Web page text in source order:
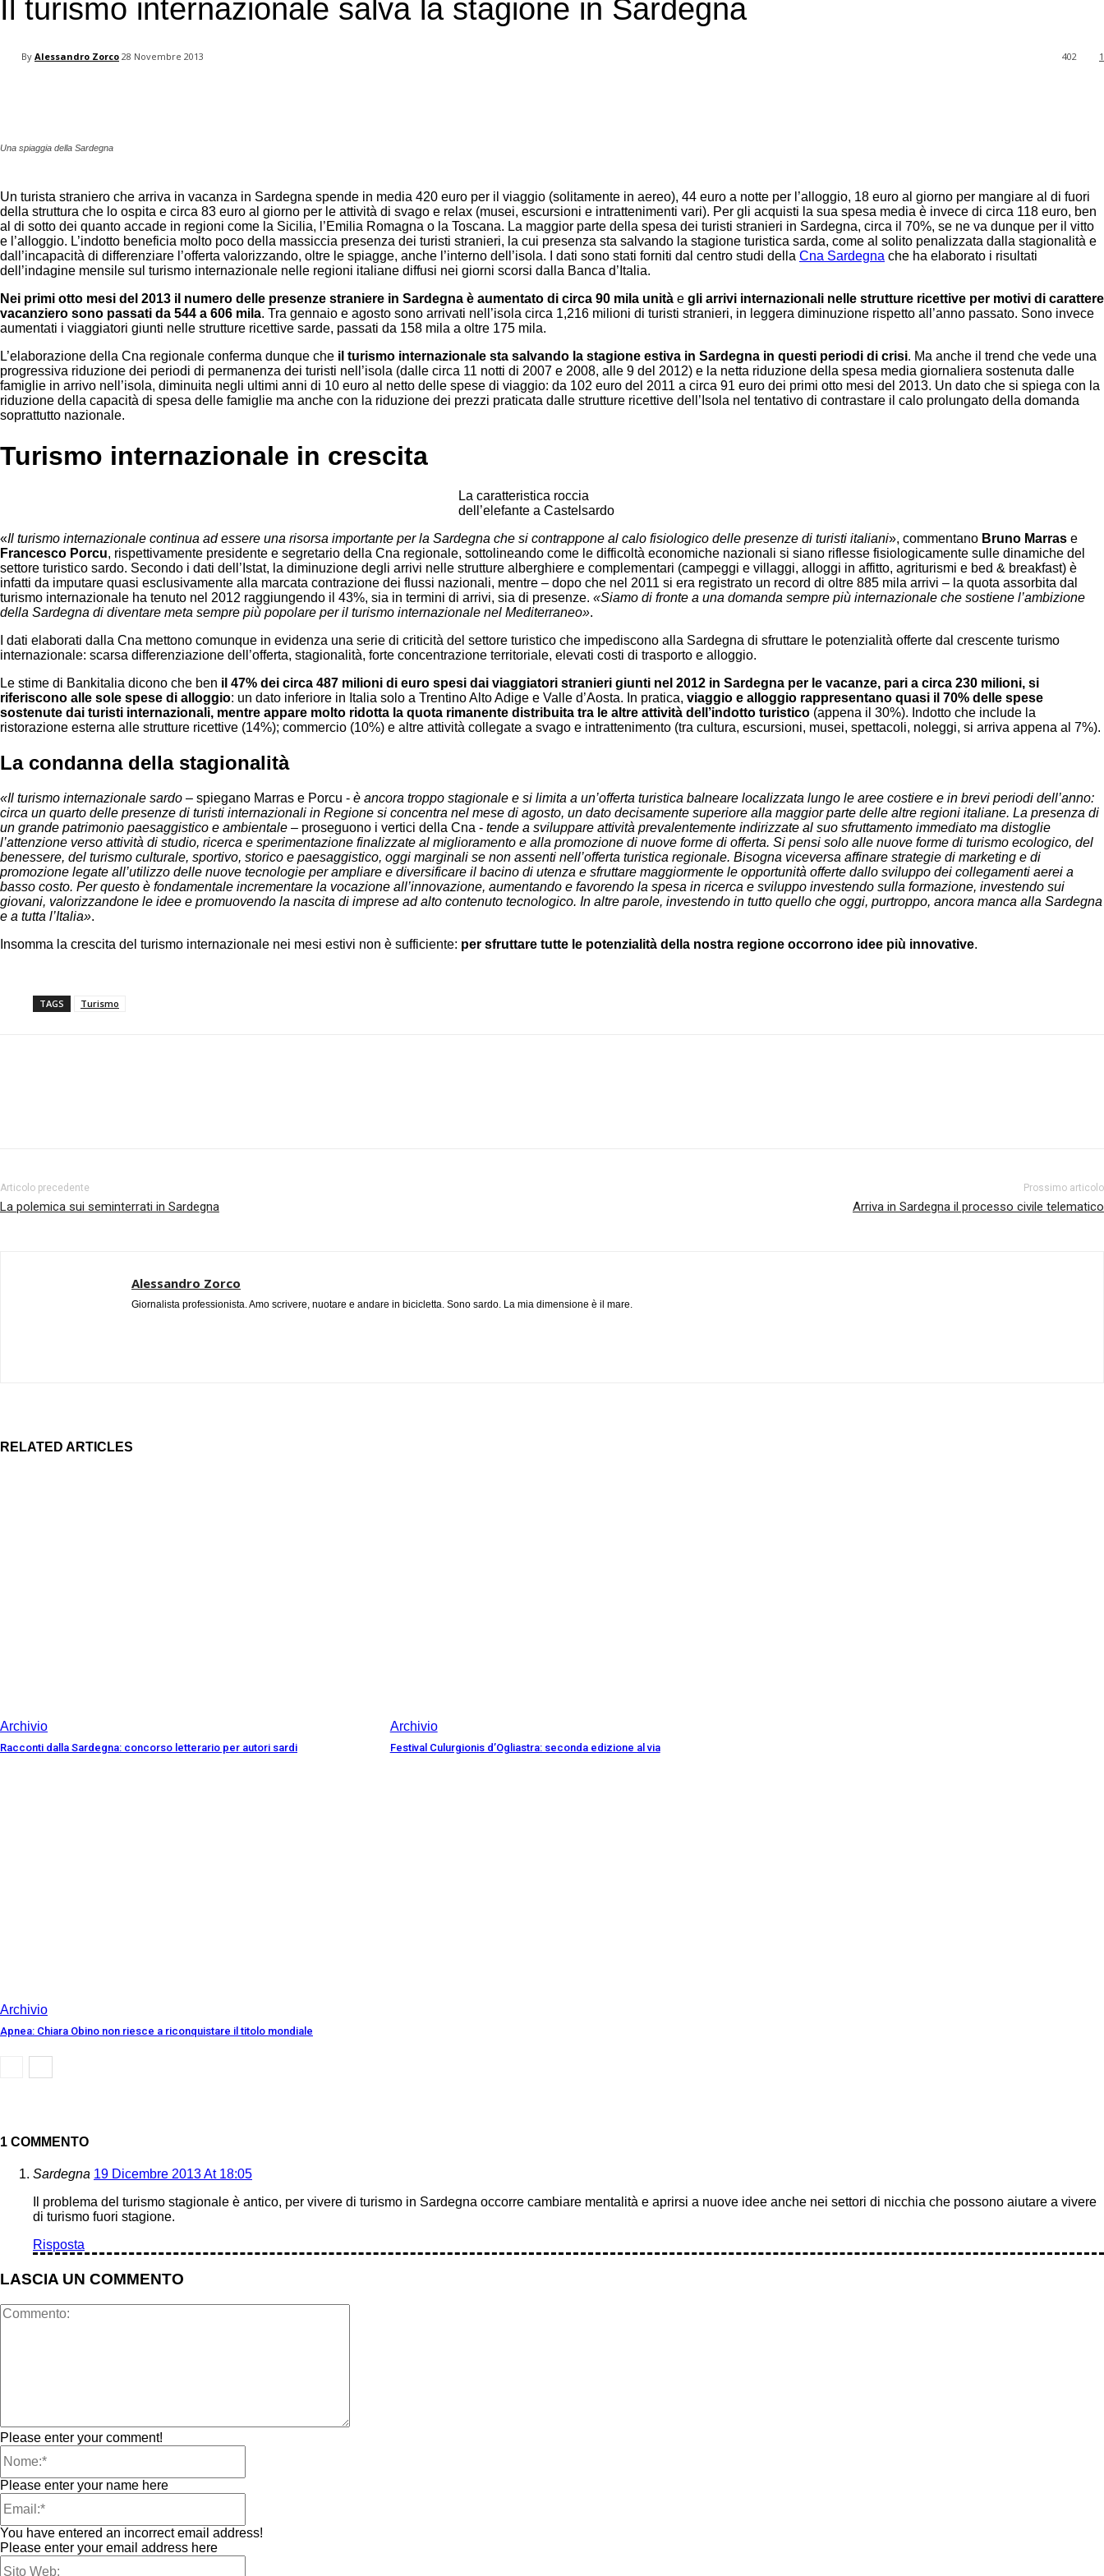
your email
Il turismo internazionale salva la stagione in Sardegna
By Alessandro Zorco 28 Novembre 2013 1
402
Una spiaggia della Sardegna
Un turista straniero che arriva in vacanza in Sardegna spende in media 420 euro per il viaggio (solitamente in aereo), 44 euro a notte per l’alloggio, 18 euro al giorno per mangiare al di fuori
della struttura che lo ospita e circa 83 euro al giorno per le attività di svago e relax (musei, escursioni e intrattenimenti vari). Per gli acquisti la sua spesa media è invece di circa 118 euro, ben
al di sotto dei quanto accade in regioni come la Sicilia, l’Emilia Romagna o la Toscana. La maggior parte della spesa dei turisti stranieri in Sardegna, circa il 70%, se ne va dunque per il vitto
e l’alloggio. L’indotto beneficia molto poco della massiccia presenza dei turisti stranieri, la cui presenza sta salvando la stagione turistica sarda, come al solito penalizzata dalla stagionalità e
dall’incapacità di differenziare l’offerta valorizzando, oltre le spiagge, anche l’interno dell’isola. I dati sono stati forniti dal centro studi della Cna Sardegna che ha elaborato i risultati
dell’indagine mensile sul turismo internazionale nelle regioni italiane diffusi nei giorni scorsi dalla Banca d’Italia.
Nei primi otto mesi del 2013 il numero delle presenze straniere in Sardegna è aumentato di circa 90 mila unità e gli arrivi internazionali nelle strutture ricettive per motivi di carattere
vacanziero sono passati da 544 a 606 mila. Tra gennaio e agosto sono arrivati nell’isola circa 1,216 milioni di turisti stranieri, in leggera diminuzione rispetto all’anno passato. Sono invece
aumentati i viaggiatori giunti nelle strutture ricettive sarde, passati da 158 mila a oltre 175 mila.
L’elaborazione della Cna regionale conferma dunque che il turismo internazionale sta salvando la stagione estiva in Sardegna in questi periodi di crisi. Ma anche il trend che vede una
progressiva riduzione dei periodi di permanenza dei turisti nell’isola (dalle circa 11 notti di 2007 e 2008, alle 9 del 2012) e la netta riduzione della spesa media giornaliera sostenuta dalle
famiglie in arrivo nell’isola, diminuita negli ultimi anni di 10 euro al netto delle spese di viaggio: da 102 euro del 2011 a circa 91 euro dei primi otto mesi del 2013. Un dato che si spiega con la
riduzione della capacità di spesa delle famiglie ma anche con la riduzione dei prezzi praticata dalle strutture ricettive dell’Isola nel tentativo di contrastare il calo prolungato della domanda
soprattutto nazionale.
Turismo internazionale in crescita
La caratteristica roccia
dell’elefante a Castelsardo
«Il turismo internazionale continua ad essere una risorsa importante per la Sardegna che si contrappone al calo fisiologico delle presenze di turisti italiani», commentano Bruno Marras e
Francesco Porcu, rispettivamente presidente e segretario della Cna regionale, sottolineando come le difficoltà economiche nazionali si siano riflesse fisiologicamente sulle dinamiche del
settore turistico sardo. Secondo i dati dell’Istat, la diminuzione degli arrivi nelle strutture alberghiere e complementari (campeggi e villaggi, alloggi in affitto, agriturismi e bed & breakfast) è
infatti da imputare quasi esclusivamente alla marcata contrazione dei flussi nazionali, mentre – dopo che nel 2011 si era registrato un record di oltre 885 mila arrivi – la quota assorbita dal
turismo internazionale ha tenuto nel 2012 raggiungendo il 43%, sia in termini di arrivi, sia di presenze. «Siamo di fronte a una domanda sempre più internazionale che sostiene l’ambizione
della Sardegna di diventare meta sempre più popolare per il turismo internazionale nel Mediterraneo».
I dati elaborati dalla Cna mettono comunque in evidenza una serie di criticità del settore turistico che impediscono alla Sardegna di sfruttare le potenzialità offerte dal crescente turismo
internazionale: scarsa differenziazione dell’offerta, stagionalità, forte concentrazione territoriale, elevati costi di trasporto e alloggio.
Le stime di Bankitalia dicono che ben il 47% dei circa 487 milioni di euro spesi dai viaggiatori stranieri giunti nel 2012 in Sardegna per le vacanze, pari a circa 230 milioni, si
riferiscono alle sole spese di alloggio: un dato inferiore in Italia solo a Trentino Alto Adige e Valle d’Aosta. In pratica, viaggio e alloggio rappresentano quasi il 70% delle spese
sostenute dai turisti internazionali, mentre appare molto ridotta la quota rimanente distribuita tra le altre attività dell’indotto turistico (appena il 30%). Indotto che include la
ristorazione esterna alle strutture ricettive (14%); commercio (10%) e altre attività collegate a svago e intrattenimento (tra cultura, escursioni, musei, spettacoli, noleggi, si arriva appena al 7%).
La condanna della stagionalità
«Il turismo internazionale sardo – spiegano Marras e Porcu - è ancora troppo stagionale e si limita a un’offerta turistica balneare localizzata lungo le aree costiere e in brevi periodi dell’anno:
circa un quarto delle presenze di turisti internazionali in Regione si concentra nel mese di agosto, un dato decisamente superiore alla maggior parte delle altre regioni italiane. La presenza di
un grande patrimonio paesaggistico e ambientale – proseguono i vertici della Cna - tende a sviluppare attività prevalentemente indirizzate al suo sfruttamento immediato ma distoglie
l’attenzione verso attività di studio, ricerca e sperimentazione finalizzate al miglioramento e alla promozione di nuove forme di offerta. Si pensi solo alle nuove forme di turismo ecologico, del
benessere, del turismo culturale, sportivo, storico e paesaggistico, oggi marginali se non assenti nell’offerta turistica regionale. Bisogna viceversa affinare strategie di marketing e di
promozione legate all’utilizzo delle nuove tecnologie per ampliare e diversificare il bacino di utenza e sfruttare maggiormente le opportunità offerte dallo sviluppo dei collegamenti aerei a
basso costo. Per questo è fondamentale incrementare la vocazione all’innovazione, aumentando e favorendo la spesa in ricerca e sviluppo investendo sulla formazione, investendo sui
giovani, valorizzandone le idee e promuovendo la nascita di imprese ad alto contenuto tecnologico. In altre parole, investendo in tutto quello che oggi, purtroppo, ancora manca alla Sardegna
e a tutta l’Italia».
Insomma la crescita del turismo internazionale nei mesi estivi non è sufficiente: per sfruttare tutte le potenzialità della nostra regione occorrono idee più innovative.
TAGS Turismo
Articolo precedente
La polemica sui seminterrati in Sardegna
Prossimo articolo
Arriva in Sardegna il processo civile telematico
Alessandro Zorco
Giornalista professionista. Amo scrivere, nuotare e andare in bicicletta. Sono sardo. La mia dimensione è il mare.
RELATED ARTICLES
Archivio
Racconti dalla Sardegna: concorso letterario per autori sardi
Archivio
Festival Culurgionis d’Ogliastra: seconda edizione al via
Archivio
Apnea: Chiara Obino non riesce a riconquistare il titolo mondiale
1 COMMENTO
Sardegna 19 Dicembre 2013 At 18:05
Il problema del turismo stagionale è antico, per vivere di turismo in Sardegna occorre cambiare mentalità e aprirsi a nuove idee anche nei settori di nicchia che possono aiutare a vivere
di turismo fuori stagione.
Risposta
LASCIA UN COMMENTO
Please enter your comment!
Please enter your name here
You have entered an incorrect email address!
Please enter your email address here